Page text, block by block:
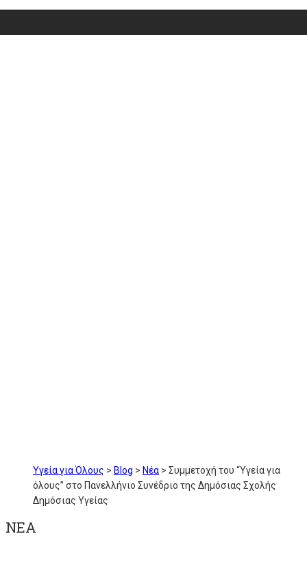
Υγεία για Όλους > Blog > Νέα > Συμμετοχή του “Υγεία για
όλους” στο Πανελλήνιο Συνέδριο της Δημόσιας Σχολής
Δημόσιας Υγείας
ΝΕΑ